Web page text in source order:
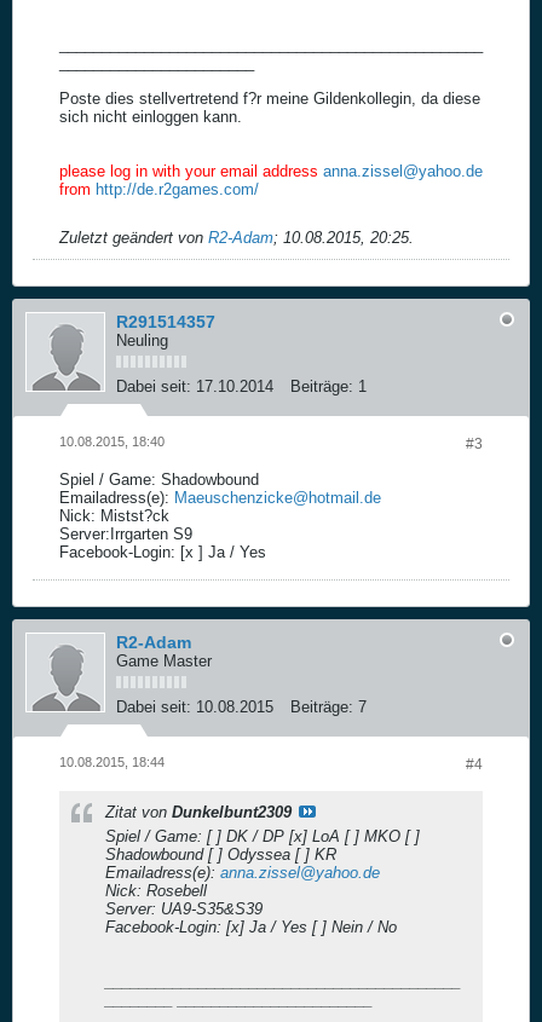
Poste dies stellvertretend f?r meine Gildenkollegin, da diese
sich nicht einloggen kann.
please log in with your email address anna.zissel@yahoo.de
from http://de.r2games.com/
Zuletzt geändert von R2-Adam; 10.08.2015, 20:25.
R291514357
Neuling
Dabei seit: 17.10.2014 Beiträge: 1
#3
10.08.2015, 18:40
Spiel / Game: Shadowbound
Emailadress(e): Maeuschenzicke@hotmail.de
Nick: Mistst?ck
Server:Irrgarten S9
Facebook-Login: [x ] Ja / Yes
R2-Adam
Game Master
Dabei seit: 10.08.2015 Beiträge: 7
#4
10.08.2015, 18:44
Zitat von Dunkelbunt2309
Spiel / Game: [ ] DK / DP [x] LoA [ ] MKO [ ]
Shadowbound [ ] Odyssea [ ] KR
Emailadress(e): anna.zissel@yahoo.de
Nick: Rosebell
Server: UA9-S35&S39
Facebook-Login: [x] Ja / Yes [ ] Nein / No